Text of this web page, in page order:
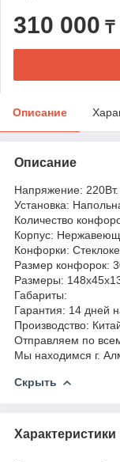
310 000 ₸
Описание
Описание
Напряжение:
Установка:
Количество
Корпус:
Конфорки:
Размер конфорок:
Размеры:
Габариты:
Гарантия: 14 дней
Производство:
Отправляем по
Мы находимся г.
Скрыть
Характеристики